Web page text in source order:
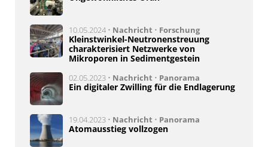
10.05.2024 • Nachricht • Forschung
Kleinstwinkel-Neutronenstreuung
charakterisiert Netzwerke von
Mikroporen in Sedimentgestein
02.05.2023 • Nachricht • Panorama
Ein digitaler Zwilling für die Endlagerung
19.04.2023 • Nachricht • Panorama
Atomausstieg vollzogen